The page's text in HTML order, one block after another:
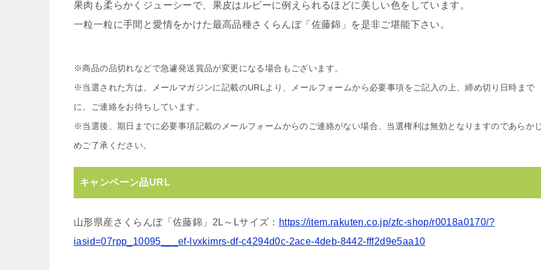
果肉も柔らかくジューシーで、果皮はルビーに例えられるほどに美しい色をしています。
一粒一粒に手間と愛情をかけた最高品種さくらんぼ「佐藤錦」を是非ご堪能下さい。
※商品の品切れなどで急遽発送賞品が変更になる場合もございます。
※当選された方は、メールマガジンに記載のURLより、メールフォームから必要事項をご記入の上、締め切り日時まで
に、ご連絡をお待ちしています。
※当選後、期日までに必要事項記載のメールフォームからのご連絡がない場合、当選権利は無効となりますのであらか
めご了承ください。
キャンペーン品URL
山形県産さくらんぼ「佐藤錦」2L～Lサイズ： https://item.rakuten.co.jp/zfc-shop/r0018a0170/?
iasid=07rpp_10095___ef-lvxkimrs-df-c4294d0c-2ace-4deb-8442-fff2d9e5aa10